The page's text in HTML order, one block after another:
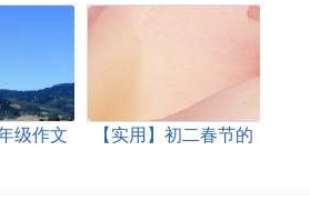
级作文
【实用】初二春节的